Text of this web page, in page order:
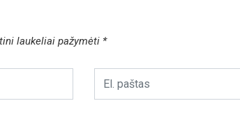
laukeliai pažymėti *